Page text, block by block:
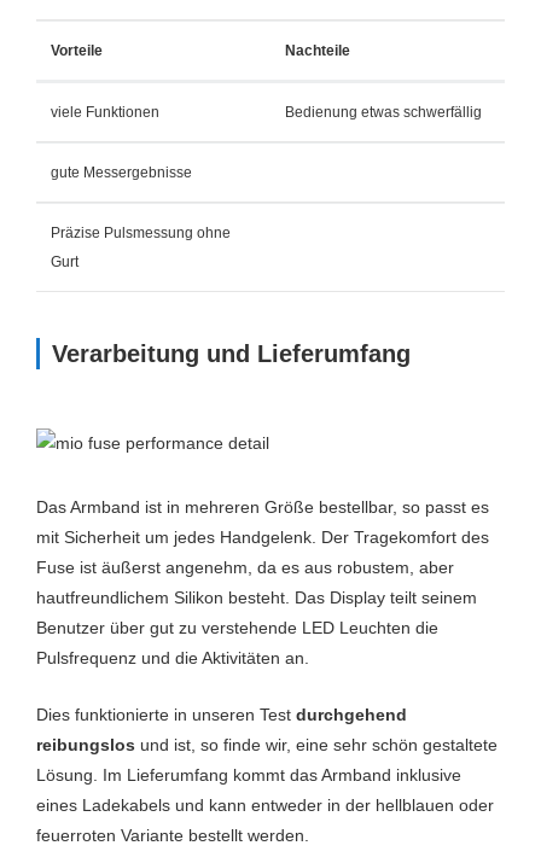
Vorteile Nachteile
viele Funktionen Bedienung etwas schwerfällig
gute Messergebnisse
Präzise Pulsmessung ohne
Gurt
Verarbeitung und Lieferumfang
Das Armband ist in mehreren Größe bestellbar, so passt es
mit Sicherheit um jedes Handgelenk. Der Tragekomfort des
Fuse ist äußerst angenehm, da es aus robustem, aber
hautfreundlichem Silikon besteht. Das Display teilt seinem
Benutzer über gut zu verstehende LED Leuchten die
Pulsfrequenz und die Aktivitäten an.
Dies funktionierte in unseren Test durchgehend
reibungslos und ist, so finde wir, eine sehr schön gestaltete
Lösung. Im Lieferumfang kommt das Armband inklusive
eines Ladekabels und kann entweder in der hellblauen oder
feuerroten Variante bestellt werden.